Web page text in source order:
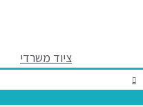
ציוד משרדי